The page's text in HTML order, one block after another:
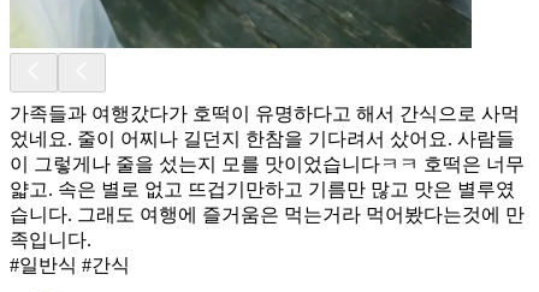
가족들과 여행갔다가 호떡이 유명하다고 해서 간식으로 사먹
었네요. 줄이 어찌나 길던지 한참을 기다려서 샀어요. 사람들
이 그렇게나 줄을 섰는지 모를 맛이었습니다ㅋㅋ 호떡은 너무
얇고. 속은 별로 없고 뜨겁기만하고 기름만 많고 맛은 별루였
습니다. 그래도 여행에 즐거움은 먹는거라 먹어봤다는것에 만
족입니다.
#일반식 #간식